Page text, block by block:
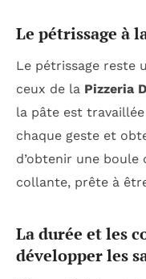
Le pétrissage à
Le pétrissage reste
ceux de la Pizzeria
la pâte est
chaque geste et
d’obtenir une
collante, prête à
La durée et les
développer les